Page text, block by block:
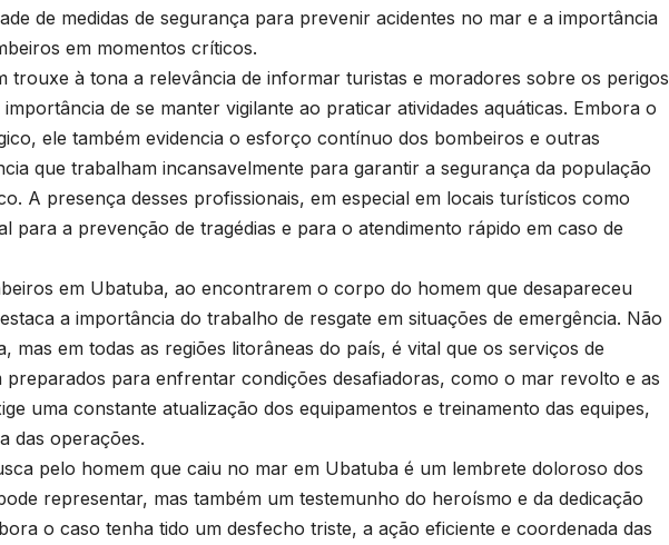
de medidas de segurança para prevenir acidentes no mar e a importância
em momentos críticos.
trouxe à tona a relevância de informar turistas e moradores sobre os perigos
de se manter vigilante ao praticar atividades aquáticas. Embora o
ele também evidencia o esforço contínuo dos bombeiros e outras
que trabalham incansavelmente para garantir a segurança da população
A presença desses profissionais, em especial em locais turísticos como
para a prevenção de tragédias e para o atendimento rápido em caso de
em Ubatuba, ao encontrarem o corpo do homem que desapareceu
a importância do trabalho de resgate em situações de emergência. Não
mas em todas as regiões litorâneas do país, é vital que os serviços de
preparados para enfrentar condições desafiadoras, como o mar revolto e as
uma constante atualização dos equipamentos e treinamento das equipes,
das operações.
pelo homem que caiu no mar em Ubatuba é um lembrete doloroso dos
representar, mas também um testemunho do heroísmo e da dedicação
o caso tenha tido um desfecho triste, a ação eficiente e coordenada das